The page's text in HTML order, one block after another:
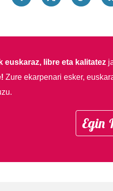
euskaraz, libre eta kalitatez
Zure ekarpenari esker,
Egin